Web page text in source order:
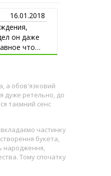
16.01.2018
он даже
что
а обов'язковий
дуже ретельно, до
таємний сенс
частинку
букета,
народження,
Тому спочатку